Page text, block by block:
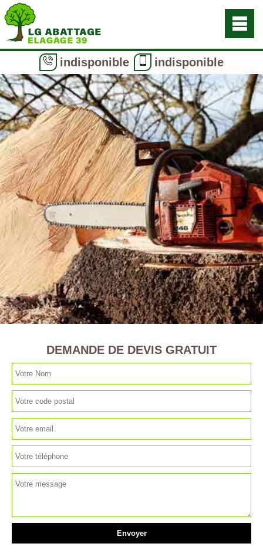
indisponible indisponible
DEMANDE DE DEVIS GRATUIT